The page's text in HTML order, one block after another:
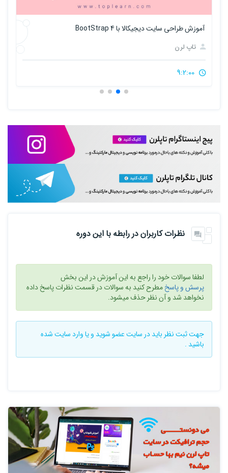
آموزش طراحی سایت دیجیکالا با BootStrap 4
تاپ لرن
9:2:00
نظرات کاربران در رابطه با این دوره
لطفا سوالات خود را راجع به این آموزش در این بخش
پرسش و پاسخمطرح کنید به سوالات در قسمت نظرات پاسخ داده
نخواهد شد و آن نظر حذف میشود.
جهت ثبت نظر باید در سایتعضو شوید و یاوارد سایتشده
باشید .